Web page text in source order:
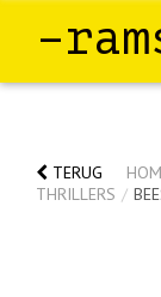
TERUG
THRILLERS /